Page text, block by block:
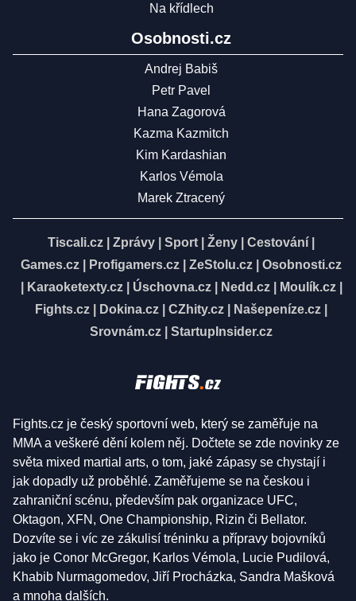
Na křídlech
Osobnosti.cz
Andrej Babiš
Petr Pavel
Hana Zagorová
Kazma Kazmitch
Kim Kardashian
Karlos Vémola
Marek Ztracený
Tiscali.cz Zprávy Sport Ženy Cestování
Games.cz
Profigamers.cz ZeStolu.cz
Osobnosti.cz
Karaoketexty.cz| Úschovna.cz| Nedd.cz| Moulík.cz|
Fights.cz
Dokina.cz CZhity.cz Našepeníze.cz
Srovnám.cz
StartupInsider.cz
Fights.cz je český sportovní web, který se zaměřuje na
MMA a veškeré dění kolem něj. Dočtete se zde novinky ze
světa mixed martial arts, o tom, jaké zápasy se chystají i
jak dopadly už proběhlé. Zaměřujeme se na českou i
zahraniční scénu, především pak organizace UFC,
Oktagon, XFN, One Championship, Rizin či Bellator.
Dozvíte se i víc ze zákulisí tréninku a přípravy bojovníků
jako je Conor McGregor, Karlos Vémola, Lucie Pudilová,
Khabib Nurmagomedov, Jiří Procházka, Sandra Mašková
a mnoha dalších.